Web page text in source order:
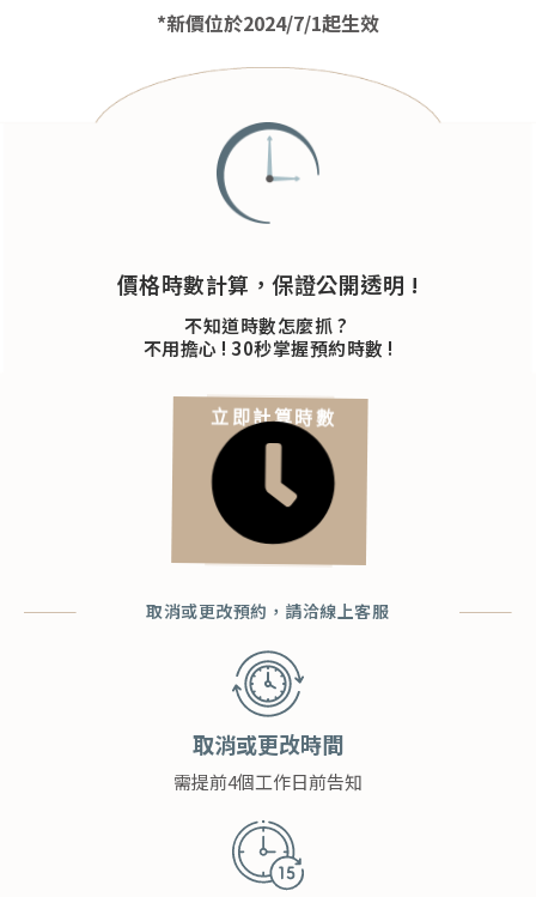
*新價位於2024/7/1起生效
價格時數計算，保證公開透明 !
不知道時數怎麼抓 ?
不用擔心 ! 30秒掌握預約時數 !
立即計算時數
取消或更改預約，請洽線上客服​
取消或更改時間
需提前4個工作日前告知